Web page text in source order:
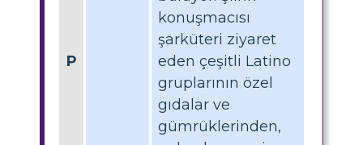
P
konuşmacısı
şarküteri ziyaret
eden çeşitli Latino
gruplarının özel
gıdalar ve
gümrüklerinden,